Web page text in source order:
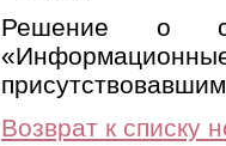
Решение о
Возврат к списку